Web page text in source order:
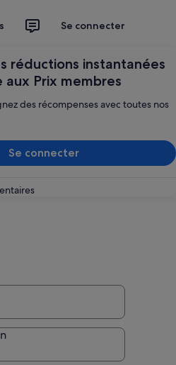
Se connecter
réductions instantanées
aux Prix membres
des récompenses avec toutes nos
Se connecter